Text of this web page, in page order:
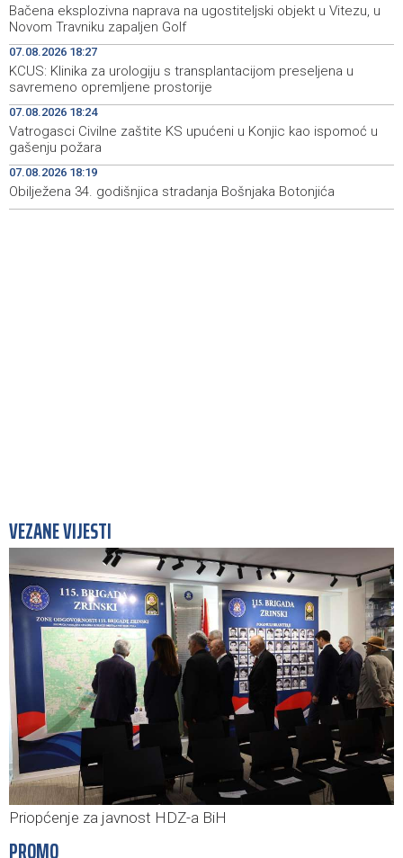
19:21 Announcement of events for Saturday, 8 August 2026
19:10
Rudari Milanovića ubijedili da ode kući, Memčić se već
ponovo vratio u jamu 'Raspotočje'
19:03
Sarajevo Film Festival presents Kinoscope and
Kinoscope Surreal programs
19:00 Najave događaja za 8. 8. 2026. godine (subota)
Bačena eksplozivna naprava na ugostiteljski objekt u Vitezu, u
Novom Travniku zapaljen Golf
07.08.2026 18:27
KCUS: Klinika za urologiju s transplantacijom preseljena u
savremeno opremljene prostorije
07.08.2026 18:24
Vatrogasci Civilne zaštite KS upućeni u Konjic kao ispomoć u
gašenju požara
07.08.2026 18:19
Obilježena 34. godišnjica stradanja Bošnjaka Botonjića
VEZANE VIJESTI
Priopćenje za javnost HDZ-a BiH